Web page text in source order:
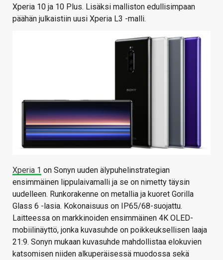
Xperia 10 ja 10 Plus. Lisäksi malliston edullisimpaan
päähän julkaistiin uusi Xperia L3 -malli.
Xperia 1 on Sonyn uuden älypuhelinstrategian
ensimmäinen lippulaivamalli ja se on nimetty täysin
uudelleen. Runkorakenne on metallia ja kuoret Gorilla
Glass 6 -lasia. Kokonaisuus on IP65/68-suojattu.
Laitteessa on markkinoiden ensimmäinen 4K OLED-
mobiilinäyttö, jonka kuvasuhde on poikkeuksellisen laaja
21:9. Sonyn mukaan kuvasuhde mahdollistaa elokuvien
katsomisen niiden alkuperäisessä muodossa sekä